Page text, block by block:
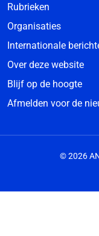
Rubrieken
Organisaties
Internationale
Over deze website
Blijf op de hoogte
Afmelden voor de
© 2026